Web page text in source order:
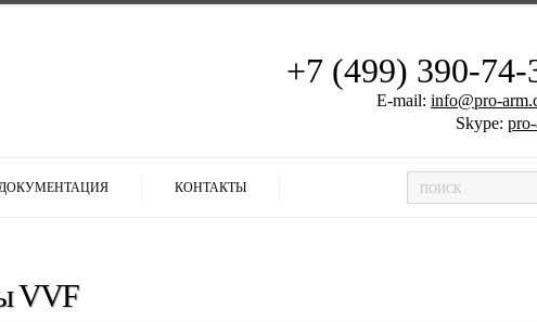
+7 (499) 390-74-
E-mail: info@pro-
Skype:
КОНТАКТЫ
VVF